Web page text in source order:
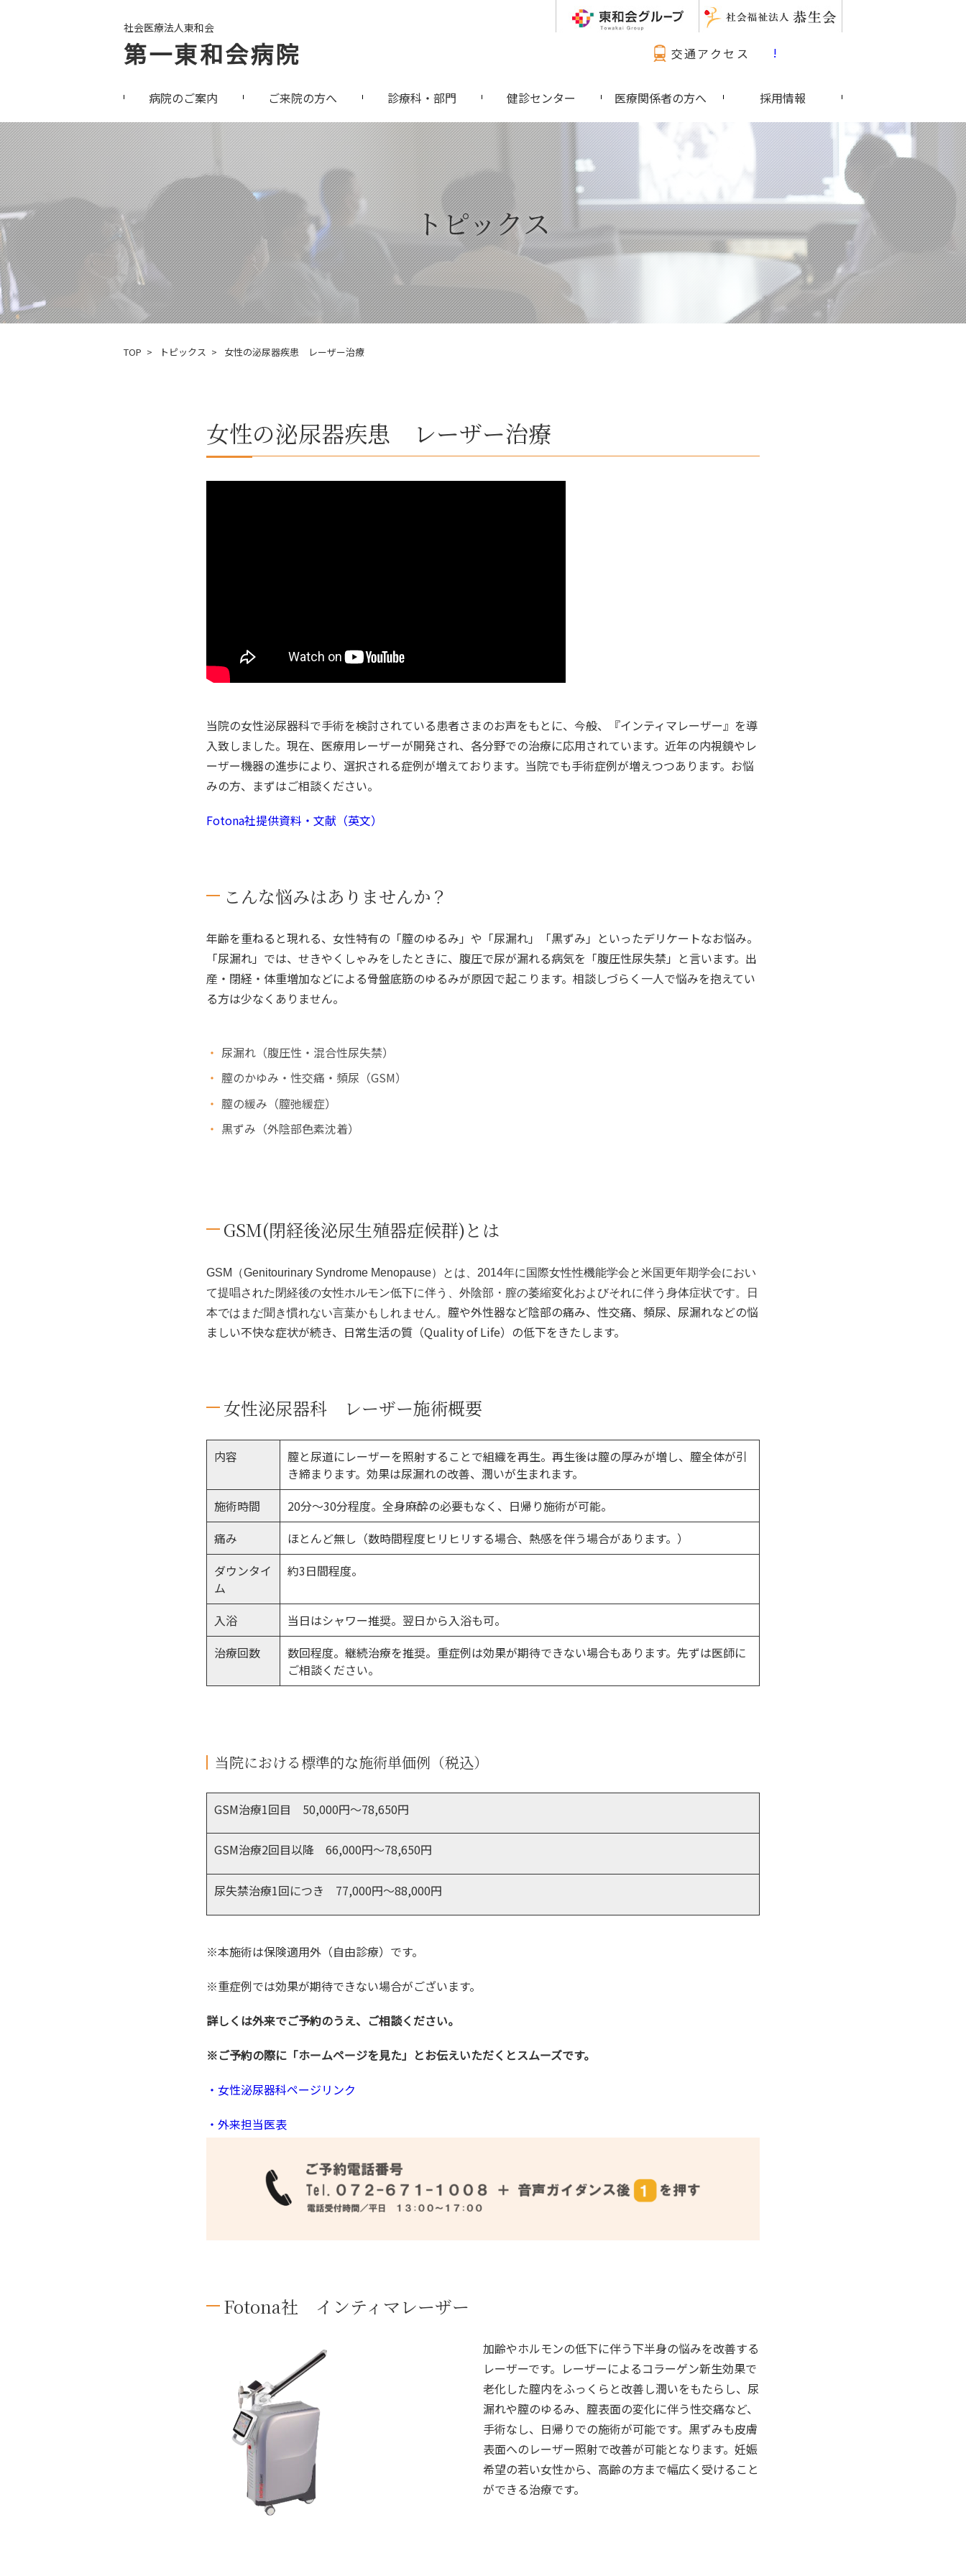
社会医療法人東和会
第一東和会病院 交通アクセス
病院のご案内 ご来院の方へ 診療科・部門 健診センター 医療関係者の方へ 採用情報
トピックス
TOP トピックス 女性の泌尿器疾患 レーザー治療
女性の泌尿器疾患 レーザー治療
当院の女性泌尿器科で手術を検討されている患者さまのお声をもとに、今般、『インティマレーザー』を導
入致しました。現在、医療用レーザーが開発され、各分野での治療に応用されています。近年の内視鏡やレ
ーザー機器の進歩により、選択される症例が増えております。当院でも手術症例が増えつつあります。お悩
みの方、まずはご相談ください。
Fotona社提供資料・文献（英文）
こんな悩みはありませんか？
年齢を重ねると現れる、女性特有の「膣のゆるみ」や「尿漏れ」「黒ずみ」といったデリケートなお悩み。
「尿漏れ」では、せきやくしゃみをしたときに、腹圧で尿が漏れる病気を「腹圧性尿失禁」と言います。出
産・閉経・体重増加などによる骨盤底筋のゆるみが原因で起こります。相談しづらく一人で悩みを抱えてい
る方は少なくありません。
尿漏れ（腹圧性・混合性尿失禁）
膣のかゆみ・性交痛・頻尿（GSM）
膣の緩み（膣弛緩症）
黒ずみ（外陰部色素沈着）
GSM(閉経後泌尿生殖器症候群)とは
GSM（Genitourinary Syndrome Menopause）とは、2014年に国際女性性機能学会と米国更年期学会におい
て提唱された閉経後の女性ホルモン低下に伴う、外陰部・膣の萎縮変化およびそれに伴う身体症状です。日
本ではまだ聞き慣れない言葉かもしれません。 膣や外性器など陰部の痛み、性交痛、頻尿、尿漏れなどの悩
ましい不快な症状が続き、日常生活の質（Quality of Life）の低下をきたします。
女性泌尿器科 レーザー施術概要
内容
膣と尿道にレーザーを照射することで組織を再生。再生後は膣の厚みが増し、膣全体が引
き締まります。効果は尿漏れの改善、潤いが生まれます。
施術時間
20分～30分程度。全身麻酔の必要もなく、日帰り施術が可能。
痛み
ほとんど無し（数時間程度ヒリヒリする場合、熱感を伴う場合があります。）
ダウンタイ
ム
約3日間程度。
入浴
当日はシャワー推奨。翌日から入浴も可。
治療回数
数回程度。継続治療を推奨。重症例は効果が期待できない場合もあります。先ずは医師に
ご相談ください。
当院における標準的な施術単価例（税込）
GSM治療1回目 50,000円～78,650円
GSM治療2回目以降 66,000円～78,650円
尿失禁治療1回につき 77,000円～88,000円
※本施術は保険適用外（自由診療）です。
※重症例では効果が期待できない場合がございます。
詳しくは外来でご予約のうえ、ご相談ください。
※ご予約の際に「ホームページを見た」とお伝えいただくとスムーズです。
・女性泌尿器科ページリンク
・外来担当医表
Fotona社 インティマレーザー
加齢やホルモンの低下に伴う下半身の悩みを改善する
レーザーです。レーザーによるコラーゲン新生効果で
老化した膣内をふっくらと改善し潤いをもたらし、尿
漏れや膣のゆるみ、膣表面の変化に伴う性交痛など、
手術なし、日帰りでの施術が可能です。黒ずみも皮膚
表面へのレーザー照射で改善が可能となります。妊娠
希望の若い女性から、高齢の方まで幅広く受けること
ができる治療です。